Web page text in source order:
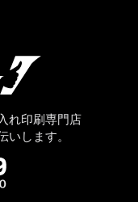
れ印刷専門店
いします。